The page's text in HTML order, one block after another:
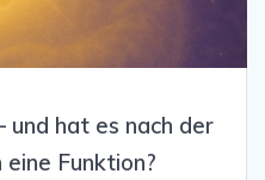
und hat es nach der
eine Funktion?